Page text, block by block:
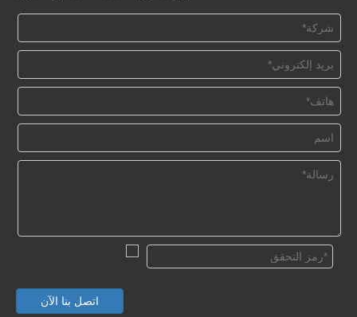
اتصل بنا الآن